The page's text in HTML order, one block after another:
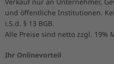
und öffentliche Institutionen.
i.S.d. § 13 BGB.
Alle Preise sind netto zzgl. 19%
Ihr Onlinevorteil